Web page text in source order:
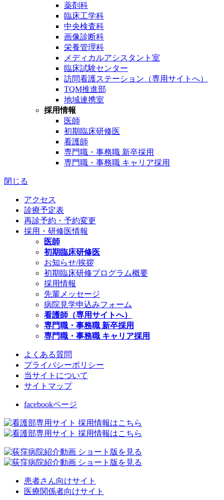
薬剤科
臨床工学科
中央検査科
画像診断科
栄養管理科
メディカルアシスタント室
臨床試験センター
訪問看護ステーション（専用サイトへ）
TQM推進部
地域連携室
採用情報
医師
初期臨床研修医
看護師
専門職・事務職 新卒採用
専門職・事務職 キャリア採用
閉じる
アクセス
診療予定表
再診予約・予約変更
採用・研修医情報
医師
初期臨床研修医
お知らせ/挨拶
初期臨床研修プログラム概要
採用情報
先輩メッセージ
病院見学申込みフォーム
看護師（専用サイトへ）
専門職・事務職 新卒採用
専門職・事務職 キャリア採用
よくある質問
プライバシーポリシー
当サイトについて
サイトマップ
facebookページ
患者さん向けサイト
医療関係者向けサイト